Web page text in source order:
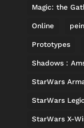
Magic: the
Online
Prototypes
Shadows :
StarWars
StarWars
StarWars X-